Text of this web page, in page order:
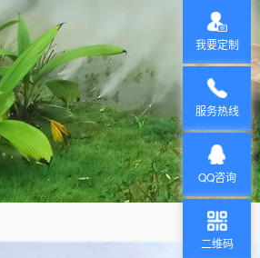
我要定制
服务热线
QQ咨询
二维码